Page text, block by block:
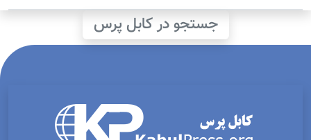
جستجو در کابل پرس